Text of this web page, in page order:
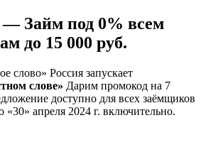
— Займ под 0% всем
до 15 000 руб.
слово» Россия запускает
слове» Дарим промокод на 7
доступно для всех заёмщиков
«30» апреля 2024 г. включительно.